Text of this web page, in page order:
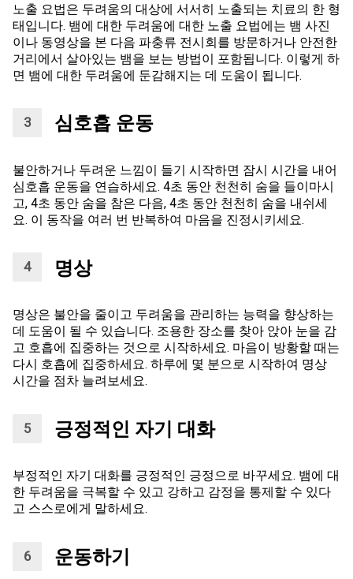
노출 요법은 두려움의 대상에 서서히 노출되는 치료의 한 형
태입니다. 뱀에 대한 두려움에 대한 노출 요법에는 뱀 사진
이나 동영상을 본 다음 파충류 전시회를 방문하거나 안전한
거리에서 살아있는 뱀을 보는 방법이 포함됩니다. 이렇게 하
면 뱀에 대한 두려움에 둔감해지는 데 도움이 됩니다.
심호흡 운동
불안하거나 두려운 느낌이 들기 시작하면 잠시 시간을 내어
심호흡 운동을 연습하세요. 4초 동안 천천히 숨을 들이마시
고, 4초 동안 숨을 참은 다음, 4초 동안 천천히 숨을 내쉬세
요. 이 동작을 여러 번 반복하여 마음을 진정시키세요.
명상
명상은 불안을 줄이고 두려움을 관리하는 능력을 향상하는
데 도움이 될 수 있습니다. 조용한 장소를 찾아 앉아 눈을 감
고 호흡에 집중하는 것으로 시작하세요. 마음이 방황할 때는
다시 호흡에 집중하세요. 하루에 몇 분으로 시작하여 명상
시간을 점차 늘려보세요.
긍정적인 자기 대화
부정적인 자기 대화를 긍정적인 긍정으로 바꾸세요. 뱀에 대
한 두려움을 극복할 수 있고 강하고 감정을 통제할 수 있다
고 스스로에게 말하세요.
운동하기